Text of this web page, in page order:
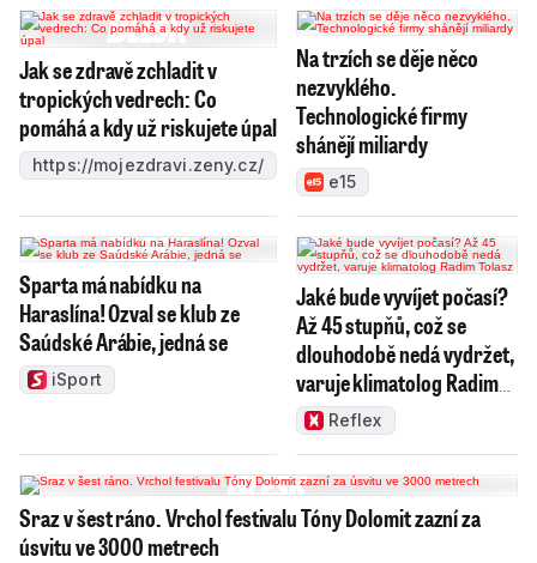
Jak se zdravě zchladit v
tropických vedrech: Co
pomáhá a kdy už riskujete úpal
https://mojezdravi.zeny.cz/
Na trzích se děje něco
nezvyklého.
Technologické firmy
shánějí miliardy
e15
Sparta má nabídku na
Haraslína! Ozval se klub ze
Saúdské Arábie, jedná se
iSport
Jaké bude vyvíjet počasí?
Až 45 stupňů, což se
dlouhodobě nedá vydržet,
varuje klimatolog Radim
TolaszReflex
Sraz v šest ráno. Vrchol festivalu Tóny Dolomit zazní za
úsvitu ve 3000 metrech